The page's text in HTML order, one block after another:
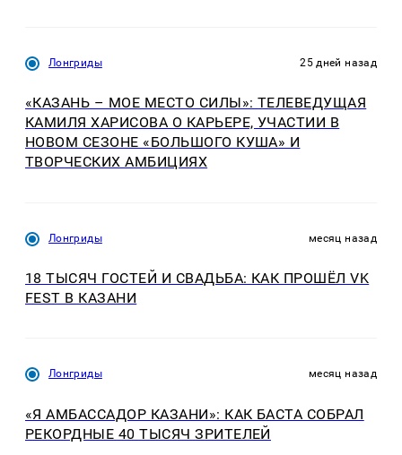
Лонгриды 25 дней назад
«КАЗАНЬ – МОЕ МЕСТО СИЛЫ»: ТЕЛЕВЕДУЩАЯ
КАМИЛЯ ХАРИСОВА О КАРЬЕРЕ, УЧАСТИИ В
НОВОМ СЕЗОНЕ «БОЛЬШОГО КУША» И
ТВОРЧЕСКИХ АМБИЦИЯХ
Лонгриды месяц назад
18 ТЫСЯЧ ГОСТЕЙ И СВАДЬБА: КАК ПРОШЁЛ VK
FEST В КАЗАНИ
Лонгриды месяц назад
«Я АМБАССАДОР КАЗАНИ»: КАК БАСТА СОБРАЛ
РЕКОРДНЫЕ 40 ТЫСЯЧ ЗРИТЕЛЕЙ